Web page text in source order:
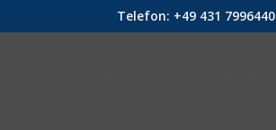
Telefon: +49 431 7996440